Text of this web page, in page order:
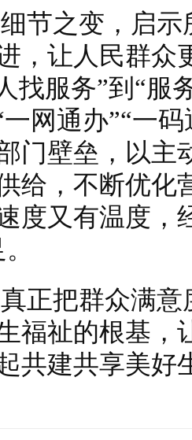
节之变，启
，让人民群众
找服务”到“
网通办”“一
门壁垒，以主
给，不断优化
度又有温度，
正把群众满
福祉的根基，
共建共享美好